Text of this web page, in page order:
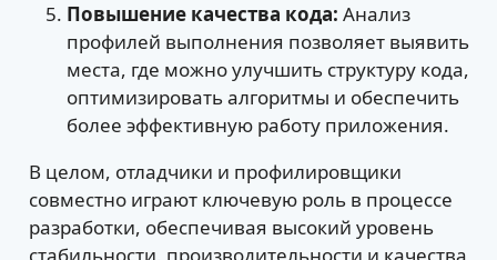
Повышение качества кода: Анализ
профилей выполнения позволяет выявить
места, где можно улучшить структуру кода,
оптимизировать алгоритмы и обеспечить
более эффективную работу приложения.
В целом, отладчики и профилировщики
совместно играют ключевую роль в процессе
разработки, обеспечивая высокий уровень